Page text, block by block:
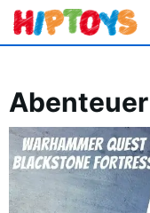
Zum
Inhalt
Abenteuer